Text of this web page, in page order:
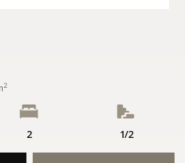
2
2 1/2